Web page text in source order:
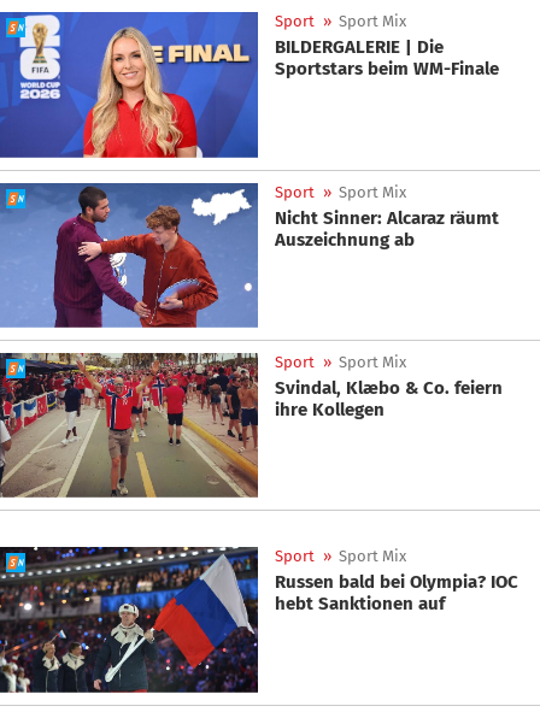
Sport » Sport Mix
BILDERGALERIE | Die
Sportstars beim WM-Finale
Sport » Sport Mix
Nicht Sinner: Alcaraz räumt
Auszeichnung ab
Sport » Sport Mix
Svindal, Klæbo & Co. feiern
ihre Kollegen
Sport » Sport Mix
Russen bald bei Olympia? IOC
hebt Sanktionen auf